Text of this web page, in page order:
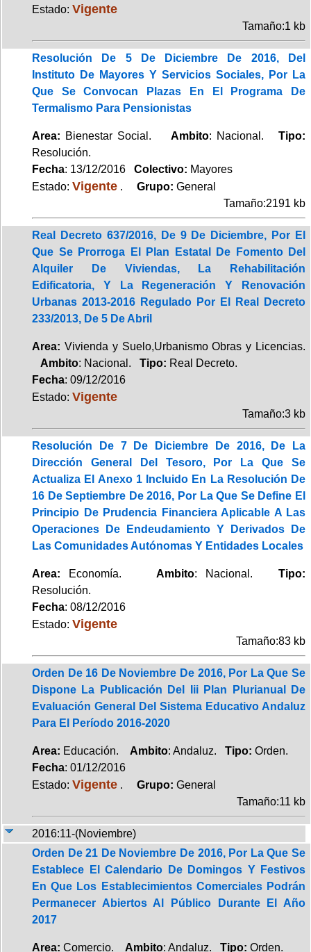
Estado: Vigente
Tamaño:1 kb
Resolución De 5 De Diciembre De 2016, Del
Instituto De Mayores Y Servicios Sociales, Por La
Que Se Convocan Plazas En El Programa De
Termalismo Para Pensionistas
Area: Bienestar Social. Ambito: Nacional. Tipo:
Resolución.
Fecha: 13/12/2016 Colectivo: Mayores
Estado: Vigente . Grupo: General
Tamaño:2191 kb
Real Decreto 637/2016, De 9 De Diciembre, Por El
Que Se Prorroga El Plan Estatal De Fomento Del
Alquiler De Viviendas, La Rehabilitación
Edificatoria, Y La Regeneración Y Renovación
Urbanas 2013-2016 Regulado Por El Real Decreto
233/2013, De 5 De Abril
Area: Vivienda y Suelo,Urbanismo Obras y Licencias.
Ambito: Nacional. Tipo: Real Decreto.
Fecha: 09/12/2016
Estado: Vigente
Tamaño:3 kb
Resolución De 7 De Diciembre De 2016, De La
Dirección General Del Tesoro, Por La Que Se
Actualiza El Anexo 1 Incluido En La Resolución De
16 De Septiembre De 2016, Por La Que Se Define El
Principio De Prudencia Financiera Aplicable A Las
Operaciones De Endeudamiento Y Derivados De
Las Comunidades Autónomas Y Entidades Locales
Area: Economía. Ambito: Nacional.Tipo:
Resolución.
Fecha: 08/12/2016
Estado: Vigente
Tamaño:83 kb
Orden De 16 De Noviembre De 2016, Por La Que Se
Dispone La Publicación Del Iii Plan Plurianual De
Evaluación General Del Sistema Educativo Andaluz
Para El Período 2016-2020
Area: Educación. Ambito: Andaluz. Tipo: Orden.
Fecha: 01/12/2016
Estado: Vigente . Grupo: General
Tamaño:11 kb
2016:11-(Noviembre)
Orden De 21 De Noviembre De 2016, Por La Que Se
Establece El Calendario De Domingos Y Festivos
En Que Los Establecimientos Comerciales Podrán
Permanecer Abiertos Al Público Durante El Año
2017
Area: Comercio. Ambito: Andaluz. Tipo: Orden.